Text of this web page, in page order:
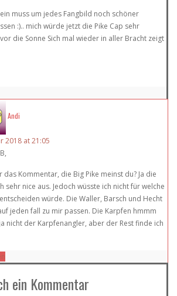
muss um jedes Fangbild noch schöner
:).. mich würde jetzt die Pike Cap sehr
die Sonne Sich mal wieder in aller Bracht zeigt
Andi
2018 at 21:05
das Kommentar, die Big Pike meinst du? Ja die
sehr nice aus. Jedoch wüsste ich nicht für welche
würde. Die Waller, Barsch und Hecht
jeden fall zu mir passen. Die Karpfen hmmm
nicht der Karpfenangler, aber der Rest finde ich
ein Kommentar